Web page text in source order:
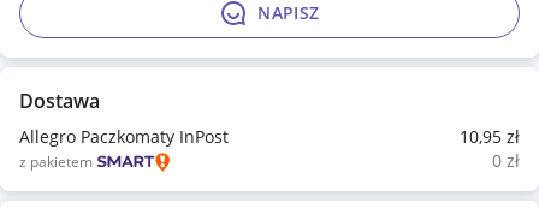
NAPISZ
Dostawa
Allegro Paczkomaty InPost 10,95 zł
z pakietem 0 zł